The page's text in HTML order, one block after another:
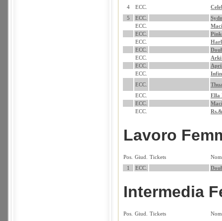
4 ECC.
5
ECC.
ECC.
ECC.
ECC.
ECC.
ECC.
Arki
ECC.
ECC.
ECC.
ECC.
Ella
ECC.
ECC.
Lavoro
Pos. Giud. Tickets
1
ECC.
Intermedia
Pos. Giud. Tickets